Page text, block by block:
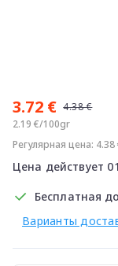
3.72 € 4.38 €
2.19 €/100gr
Регулярная цена: 4.38
Цена действует
Бесплатная
Варианты